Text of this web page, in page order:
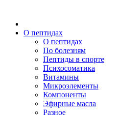
О пептидах
О пептидах
По болезням
Пептиды в спорте
Психосоматика
Витамины
Микроэлементы
Компоненты
Эфирные масла
Разное